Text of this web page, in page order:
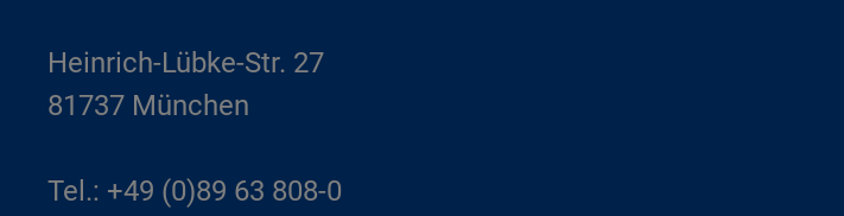
Heinrich-Lübke-Str. 27
81737 München
Tel.: +49 (0)89 63 808-0